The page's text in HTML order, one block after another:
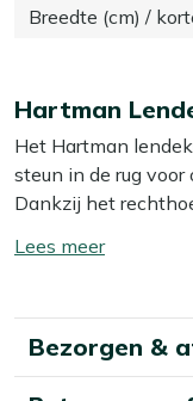
Breedte (cm) /
Hartman
Het Hartman
steun in de rug
Dankzij het
comfortabeler zit.
Ideaal als je je
zonder meteen
Toon/
Bezorgen &